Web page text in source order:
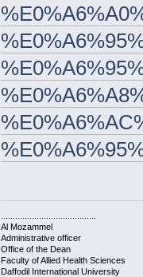
Al Mozammel
Administrative officer
Office of the Dean
Faculty of Allied Health Sciences
Daffodil International University